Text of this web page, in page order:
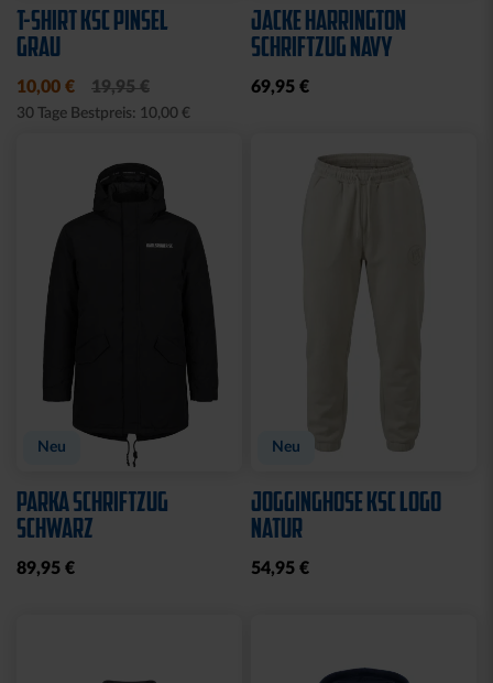
T-SHIRT KSC PINSEL
GRAU
10,00 € 19,95 €
30 Tage Bestpreis: 10,00 €
JACKE HARRINGTON
SCHRIFTZUG NAVY
69,95 €
Neu
PARKA SCHRIFTZUG
SCHWARZ
89,95 €
Neu
JOGGINGHOSE KSC LOGO
NATUR
54,95 €